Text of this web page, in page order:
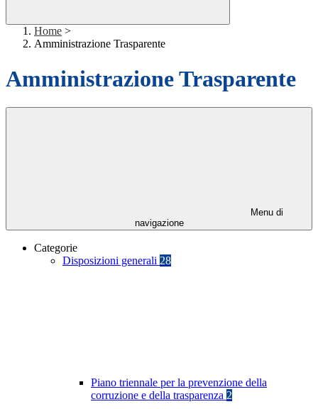
Home >
Amministrazione Trasparente
Amministrazione Trasparente
Menu di
navigazione
Categorie
Disposizioni generali 28
Piano triennale per la prevenzione della
corruzione e della trasparenza 2